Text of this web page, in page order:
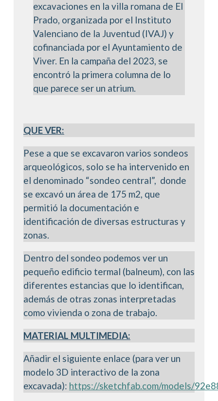
excavaciones en la villa romana de El
Prado, organizada por el Instituto
Valenciano de la Juventud (IVAJ) y
cofinanciada por el Ayuntamiento de
Viver. En la campaña del 2023, se
encontró la primera columna de lo
que parece ser un atrium.
QUE VER:
Pese a que se excavaron varios sondeos
arqueológicos, solo se ha intervenido en
el denominado “sondeo central”, donde
se excavó un área de 175 m2, que
permitió la documentación e
identificación de diversas estructuras y
zonas.
Dentro del sondeo podemos ver un
pequeño edificio termal (balneum), con las
diferentes estancias que lo identifican,
además de otras zonas interpretadas
como vivienda o zona de trabajo.
MATERIAL MULTIMEDIA:
Añadir el siguiente enlace (para ver un
modelo 3D interactivo de la zona
excavada): https://sketchfab.com/models/